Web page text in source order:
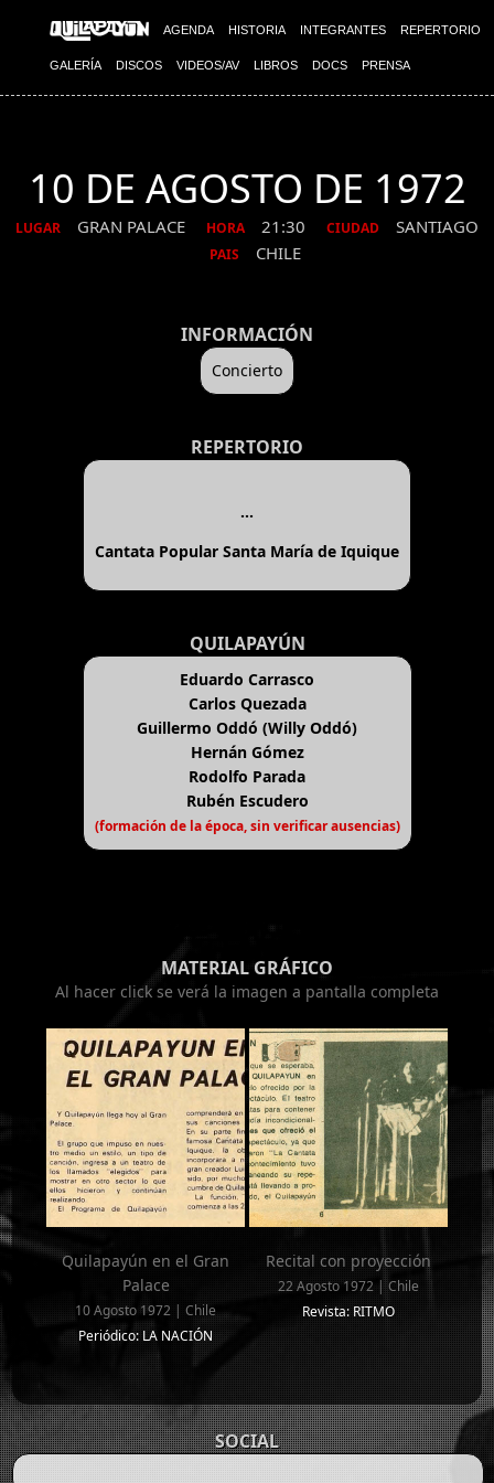
AGENDA HISTORIA INTEGRANTES REPERTORIO
GALERÍA DISCOS VIDEOS/AV LIBROS DOCS PRENSA
10 DE AGOSTO DE 1972
LUGAR GRAN PALACE HORA 21:30 CIUDAD SANTIAGO
PAIS CHILE
INFORMACIÓN
Concierto
REPERTORIO
...
Cantata Popular Santa María de Iquique
QUILAPAYÚN
Eduardo Carrasco
Carlos Quezada
Guillermo Oddó (Willy Oddó)
Hernán Gómez
Rodolfo Parada
Rubén Escudero
(formación de la época, sin verificar ausencias)
MATERIAL GRÁFICO
Al hacer click se verá la imagen a pantalla completa
Quilapayún en el Gran
Palace
10 Agosto 1972 | Chile
Periódico: LA NACIÓN
Recital con proyección
22 Agosto 1972 | Chile
Revista: RITMO
SOCIAL